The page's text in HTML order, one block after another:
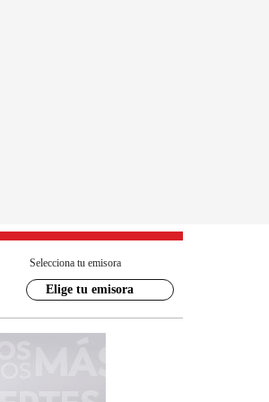
Selecciona tu emisora
Elige tu emisora